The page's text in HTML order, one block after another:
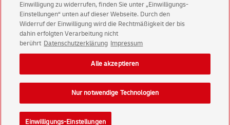
© Fri Aug 07 22:11:03 CEST 2026 Deutsche Post AG
Impressum
Datenschutz
Einwilligungs-Einstellungen
Rechtliche Hinweise
Barrierefreiheit
Einwilligung zu widerrufen, finden Sie unter „Einwilligungs-
Einstellungen“ unten auf dieser Webseite. Durch den
Widerruf der Einwilligung wird die Rechtmäßigkeit der bis
dahin erfolgten Verarbeitung nicht
berührt Datenschutzerklärung Impressum
Einwilligungs-Einstellungen
Nur notwendige Technologien
Alle akzeptieren